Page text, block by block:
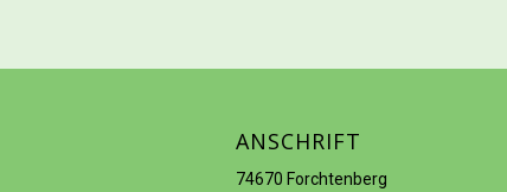
ANSCHRIFT
74670 Forchtenberg